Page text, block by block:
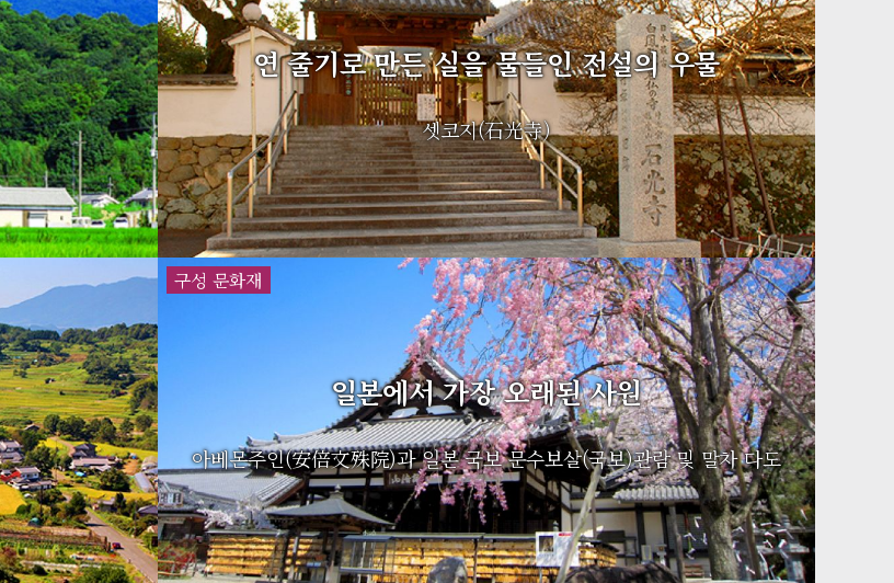
연 줄기로 만든 실을 물들인 전설의 우물
셋코지(石光寺)
구성 문화재
일본에서 가장 오래된 사원
아베몬주인(安倍文殊院)과 일본 국보 문수보살(국보)관람 및 말차 다도